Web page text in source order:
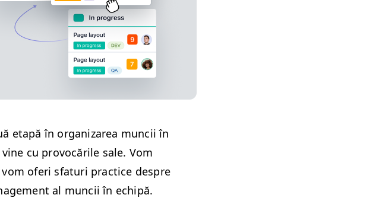
etapă în orga­ni­zarea muncii în
cu provocările sale. Vom
oferi sfa­turi prac­tice despre
al muncii în echipă.